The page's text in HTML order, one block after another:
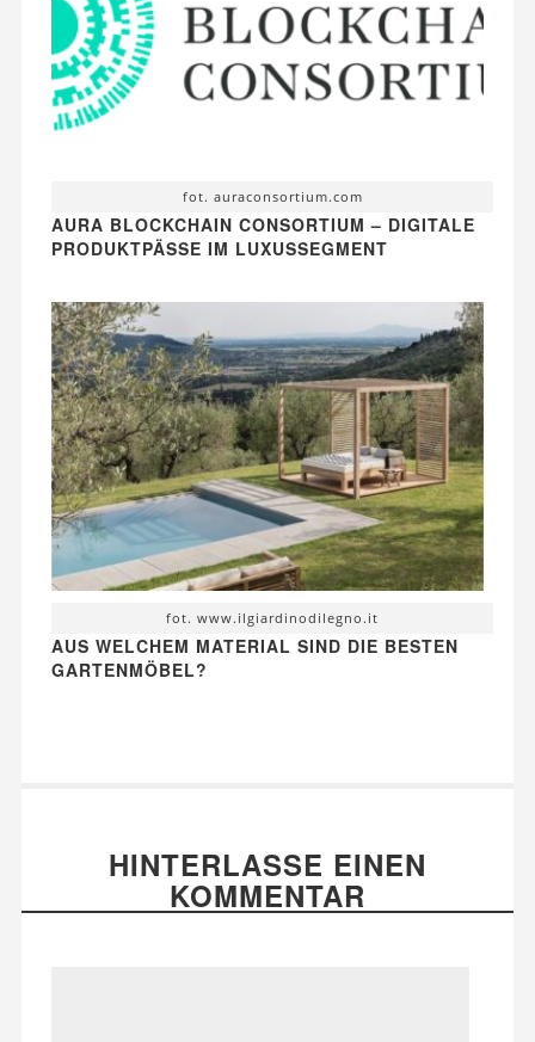
fot. auraconsortium.com
AURA BLOCKCHAIN CONSORTIUM – DIGITALE
PRODUKTPÄSSE IM LUXUSSEGMENT
fot. www.ilgiardinodilegno.it
AUS WELCHEM MATERIAL SIND DIE BESTEN
GARTENMÖBEL?
HINTERLASSE EINEN
KOMMENTAR